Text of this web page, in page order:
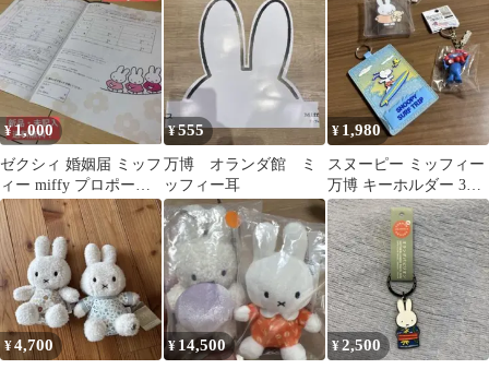
大
幅値下げ！
大阪関西万博
¥1,000
ゼクシィ 婚姻届 ミッフ
ィー miffy プロポーズ
夫婦 結婚 婚約 新婚
¥555
万博 オランダ館 ミ
ッフィー耳
¥ 1,980
スヌーピー ミッフィー
万博 キーホルダー 3点
セット
¥4,700 ¥ 14,500 ¥2,500